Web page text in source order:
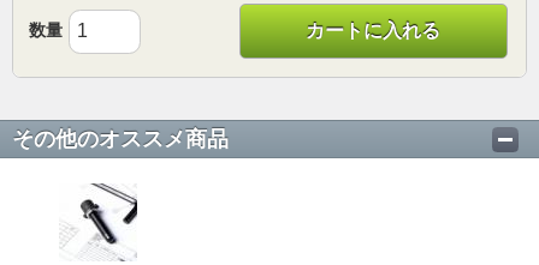
数量 カートに入れる
その他のオススメ商品